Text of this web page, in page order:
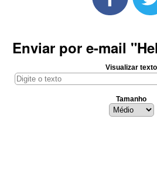
Enviar por e-mail
Visualizar texto
Tamanho